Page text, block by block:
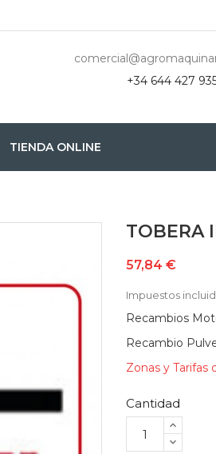
+34 644 427
TIENDA ONLINE
TOBERA
57,84 €
Impuestos
Recambios
Recambio
Zonas y Tarifas
Cantidad